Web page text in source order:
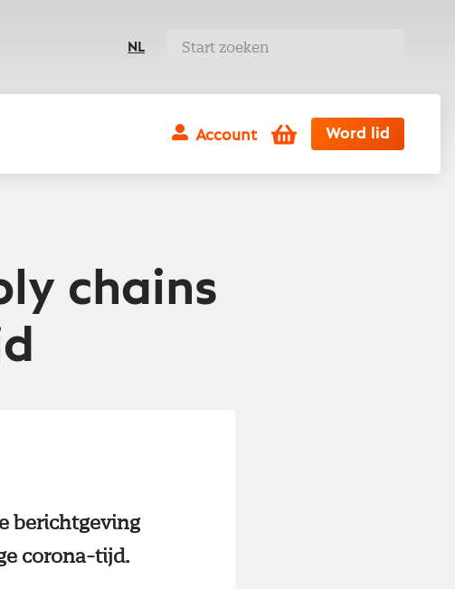
NL
Account Winkelwagen
Word lid
chains
berichtgeving
corona-tijd.